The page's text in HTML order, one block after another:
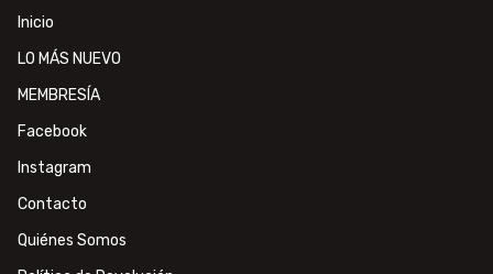
Inicio
LO MÁS NUEVO
MEMBRESÍA
Facebook
Instagram
Contacto
Quiénes Somos